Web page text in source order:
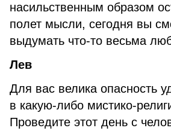
насильственным образом
полет мысли, сегодня вы
выдумать что-то весьма
Лев
Для вас велика опасность
в какую-либо мистико-
Проведите этот день с